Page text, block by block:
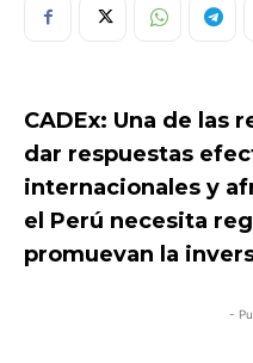
CADEx: Una de las
dar respuestas
internacionales y
el Perú necesita
promuevan la
-